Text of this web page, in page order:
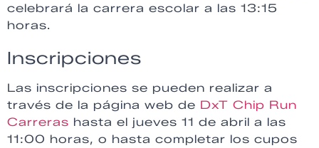
celebrará la carrera escolar a las 13:15
horas.
Inscripciones
Las inscripciones se pueden realizar a
través de la página web de DxT Chip Run
Carreras hasta el jueves 11 de abril a las
11:00 horas, o hasta completar los cupos